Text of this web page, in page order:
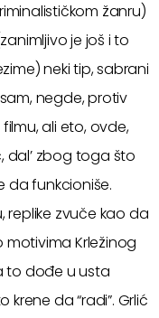
žanru)
je još i to
neki tip, sabrani
negde, protiv
ali eto, ovde,
dal’ zbog toga što
da funkcioniše.
replike zvuče kao da
Krležinog
to dođe u usta
da “radi”. Grlić